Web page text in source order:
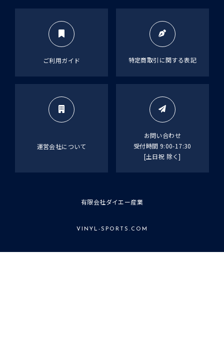
ご利用ガイド 特定商取引に関する表記
運営会社について
お問い合わせ
受付時間 9:00-17:30
[土日祝 除く]
有限会社ダイエー産業
VINYL-SPORTS.COM